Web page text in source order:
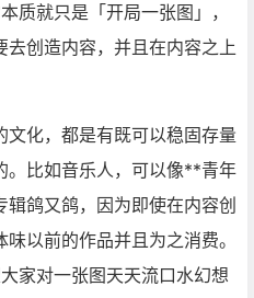
质就只是「开局一张图」，
创造内容，并且在内容之上
化，都是有既可以稳固存量
。比如音乐人，可以像**青年
鸽又鸽，因为即使在内容创
以前的作品并且为之消费。
家对一张图天天流口水幻想